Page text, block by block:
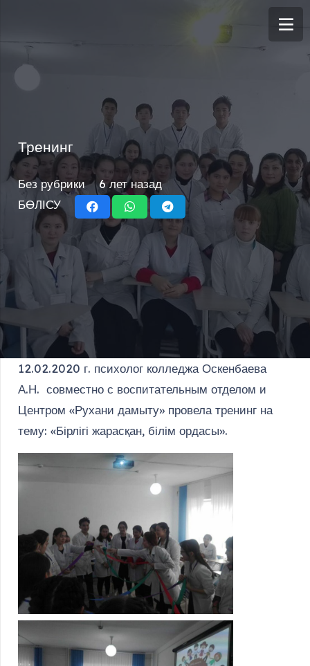
Тренинг
Без рубрики
6 лет назад
БӨЛІСУ
12.02.2020 г. психолог колледжа Оскенбаева
А.Н. совместно с воспитательным отделом и
Центром «Рухани дамыту» провела тренинг на
тему: «Бірлігі жарасқан, білім ордасы».